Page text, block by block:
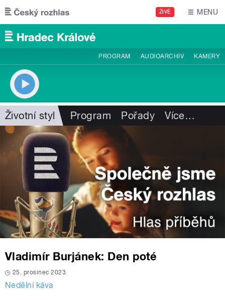
Přejít k hlavnímu obsahu
ŽIVĚ MENU
PROGRAM AUDIOARCHIV KAMERY
Životní styl Program Pořady Více…
Vladimír Burjánek: Den poté
25. prosinec 2023
Nedělní káva